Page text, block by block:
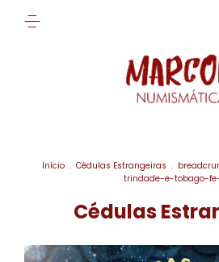
Início . Cédulas Estrangeiras .
trindade-e-tobago-
Cédulas